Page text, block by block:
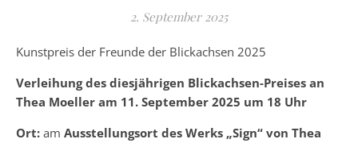
2. September 2025
Kunstpreis der Freunde der Blickachsen 2025
Verleihung des diesjährigen Blickachsen-Preises an
Thea Moeller am 11. September 2025 um 18 Uhr
Ort: am Ausstellungsort des Werks „Sign“ von Thea